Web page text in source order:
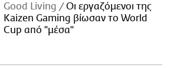
Good Living
Οι εργαζόμενοι της
Kaizen Gaming βίωσαν το World
Cup από "μέσα"